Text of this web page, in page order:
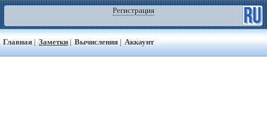
Регистрация
Главная | Заметки | Вычисления | Аккаунт